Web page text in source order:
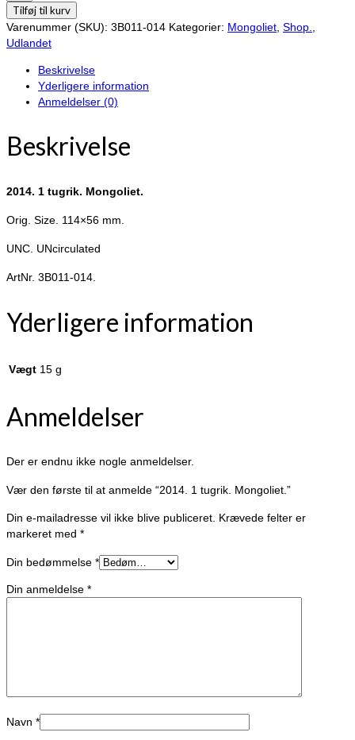
1
tugrik.
Mongoliet.
Tilføj til kurv
Varenummer (SKU): 3B011-014 Kategorier: Mongoliet Shop.
Udlandet
Beskrivelse
Yderligere information
Anmeldelser (0)
Beskrivelse
2014. 1 tugrik. Mongoliet.
Orig. Size. 114×56 mm.
UNC. UNcirculated
ArtNr. 3B011-014.
Yderligere information
Vægt 15 g
Anmeldelser
Der er endnu ikke nogle anmeldelser.
Vær den første til at anmelde “2014. 1 tugrik. Mongoliet.”
Din e-mailadresse vil ikke blive publiceret. Krævede felter er
markeret med *
Din bedømmelse *
Din anmeldelse *
Navn *